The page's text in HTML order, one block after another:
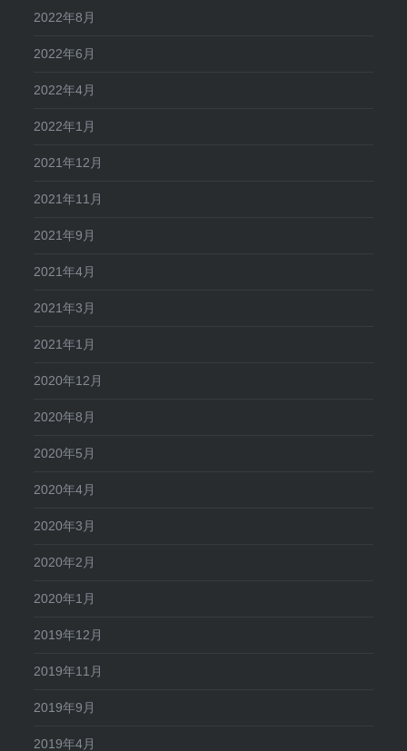
2022年8月
2022年6月
2022年4月
2022年1月
2021年12月
2021年11月
2021年9月
2021年4月
2021年3月
2021年1月
2020年12月
2020年8月
2020年5月
2020年4月
2020年3月
2020年2月
2020年1月
2019年12月
2019年11月
2019年9月
2019年4月